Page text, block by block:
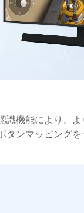
識機能により、
ンマッピングを